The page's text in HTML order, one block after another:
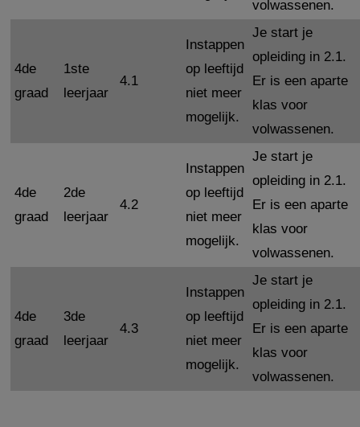
volwassenen.
4de
graad
1ste
leerjaar
4.1
Instappen
op leeftijd
niet meer
mogelijk.
Je start je
opleiding in 2.1.
Er is een aparte
klas voor
volwassenen.
4de
graad
2de
leerjaar
4.2
Instappen
op leeftijd
niet meer
mogelijk.
Je start je
opleiding in 2.1.
Er is een aparte
klas voor
volwassenen.
4de
graad
3de
leerjaar
4.3
Instappen
op leeftijd
niet meer
mogelijk.
Je start je
opleiding in 2.1.
Er is een aparte
klas voor
volwassenen.